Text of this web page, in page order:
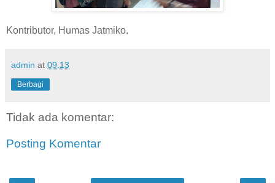
Kontributor, Humas Jatmiko.
admin at 09.13
Berbagi
Tidak ada komentar:
Posting Komentar